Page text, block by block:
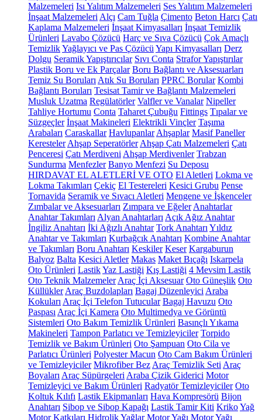
Malzemeleri Isı Yalıtım Malzemeleri Ses Yalıtım Malzemeleri
İnşaat Malzemeleri Alçı Cam Tuğla Çimento Beton Harcı Çatı
Kaplama Malzemeleri İnşaat Kimyasalları İnşaat Temizlik
Ürünleri Lavabo Çözücü Harç ve Sıva Çözücü Çok Amaçlı
TemizlikYağlayıcı ve Pas Çözücü Yapı Kimyasalları Derz
Dolgu Seramik Yapıştırıcılar Sıvı Conta Strafor Yapıştırılar
Plastik Boru ve Ek Parçalar Boru Bağlantı ve Aksesuarları
Temiz Su Boruları Atık Su Boruları PPRC Borular Kombi
Bağlantı Boruları Tesisat Tamir ve Bağlantı Malzemeleri
Musluk Uzatma Regülatörler Valfler ve Vanalar Nipeller
Tahliye Hortumu Conta Taharet Çubuğu Fittings Tıpalar ve
Süzgeçler İnşaat Makineleri Elektrikli Vinçler Taşıma
Arabaları Caraskallar Havlupanlar Ahşaplar Masif Paneller
Keresteler Ahşap Seperatörler Ahşap Çatı Malzemeleri Çatı
Penceresi Çatı Merdiveni Ahşap Merdivenler Trabzan
Sundurma Menfezler Banyo Menfezi Su Deposu
HIRDAVAT EL ALETLERİ VE OTO El Aletleri Lokma ve
Lokma Takımları Çekiç El Testereleri Kesici Grubu Pense
Tornavida Seramik ve Sıvacı Aletleri Mengene ve İşkenceler
Zımbalar ve Aksesuarları Zımpara ve Eğeler Anahtarlar
Anahtar Takımları Alyan Anahtarları Açık Ağız Anahtar
İngiliz Anahtarı İki Ağızlı Anahtar Tork Anahtarı Yıldız
Anahtar ve Takımları Kurbağcık Anahtarı Kombine Anahtar
ve Takımları Boru Anahtarı Keskiler Keser Kargaburun
Balyoz Balta Kesici Aletler Makas Maket Bıçağı Iskarpela
Oto Ürünleri LastikYaz Lastiği Kış Lastiği 4 Mevsim Lastik
Oto Teknik Malzemeler Araç İçi Aksesuar Oto Güneşlik Oto
Küllükler Araç Buzdolapları Bagaj Düzenleyici Araba
Kokuları Araç İçi Telefon Tutucular Bagaj Havuzu Oto
Paspası Araç İçi Kamera Oto Multimedya ve Görüntü
Sistemleri Oto Bakım Temizlik Ürünleri Basınçlı Yıkama
Makineleri Tampon Parlatıcı ve Temizleyiciler Torpido
Temizlik ve Bakım Ürünleri Oto Şampuan Oto Cila ve
Parlatıcı Ürünleri Polyester Macun Oto Cam Bakım Ürünleri
ve Temizleyiciler Mikrofiber Bez Araç Temizlik Seti Araç
Boyaları Araç Süpürgeleri Araba Çizik Giderici Motor
Temizleyici ve Bakım Ürünleri Radyatör Temizleyiciler Oto
Koltuk Kılıfı Lastik Ekipmanları Hava Kompresörü Bijon
Anahtarı Sibop ve Sibop Kapağı Lastik Tamir Kiti KrikoYağ
Motor Katkıları Hidrolik Yağlar Motor Yağı Motor Yağı